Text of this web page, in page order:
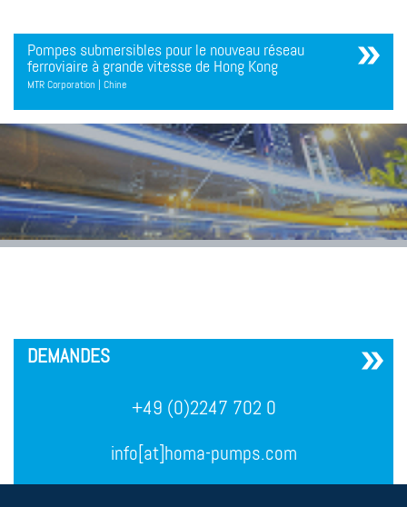
Pompes submersibles pour le nouveau réseau
ferroviaire à grande vitesse de Hong Kong
MTR Corporation | Chine
DEMANDES
+49 (0)2247 702 0
info[at]homa-pumps.com